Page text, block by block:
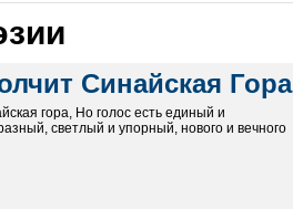
Синайская Гора
гора, Но голос есть единый и
светлый и упорный, нового и вечного